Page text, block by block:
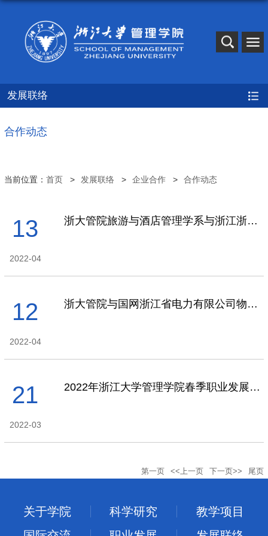
发展联络
合作动态
当前位置： 首页 发展联络 企业合作 合作动态
13
2022-04
浙大管院旅游与酒店管理学系与浙江浙大圆正酒店管理有限公司签订战略合作协议
12
2022-04
浙大管院与国网浙江省电力有限公司物资分公司签署战略合作协议
21
2022-03
2022年浙江大学管理学院春季职业发展嘉年华用人单位邀请函
第一页 <<上一页 下一页>> 尾页
关于学院 科学研究
教学项目